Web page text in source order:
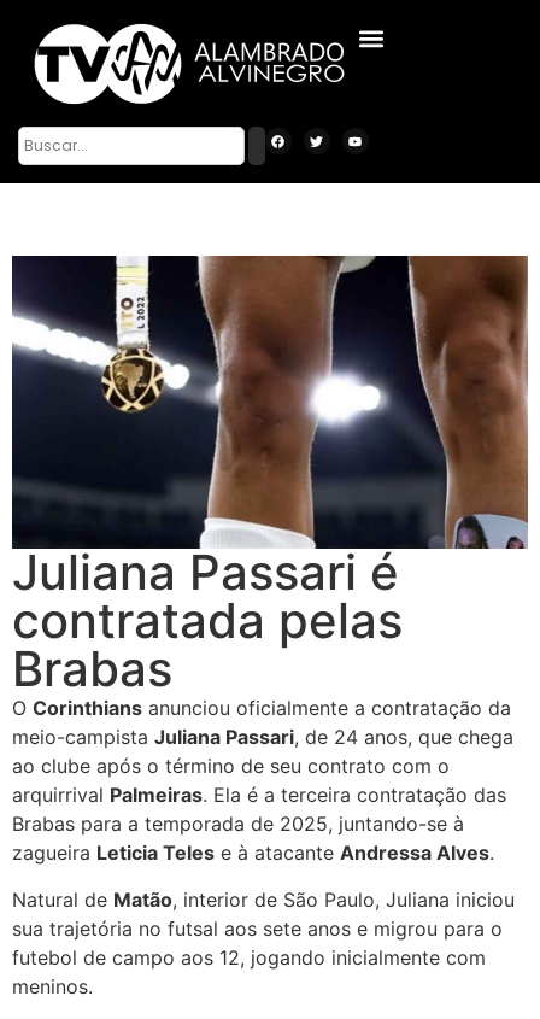
Juliana Passari é
contratada pelas
Brabas
O Corinthians anunciou oficialmente a contratação da
meio-campista Juliana Passari, de 24 anos, que chega
ao clube após o término de seu contrato com o
arquirrival Palmeiras. Ela é a terceira contratação das
Brabas para a temporada de 2025, juntando-se à
zagueira Leticia Teles e à atacante Andressa Alves.
Natural de Matão, interior de São Paulo, Juliana iniciou
sua trajetória no futsal aos sete anos e migrou para o
futebol de campo aos 12, jogando inicialmente com
meninos.